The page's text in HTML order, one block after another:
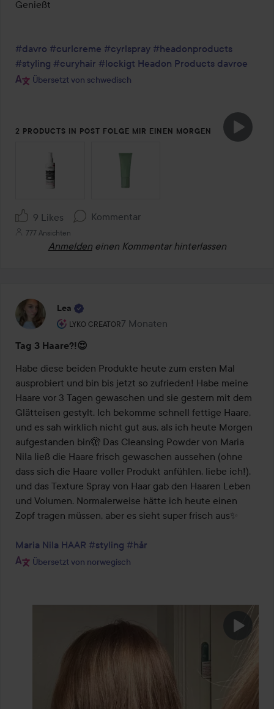
Genießt
#davro #curlcreme #cyrlspray #headonproducts
#styling #curyhair #lockigt Headon Products davroe
Übersetzt von schwedisch
2 PRODUCTS IN POST FOLGE MIR EINEN MORGEN
SEKTION ÜBERSPRINGEN
9 Likes Kommentar
777 Ansichten
Anmelden einen Kommentar hinterlassen
Lea
LYKO CREATOR
Rolle des Benutzers: Lyko Creator.
7 Monaten
Der Beitrag wurde 7 Monaten
Tag 3 Haare?!😍
Habe diese beiden Produkte heute zum ersten Mal
ausprobiert und bin bis jetzt so zufrieden! Habe meine
Haare vor 3 Tagen gewaschen und sie gestern mit dem
Glätteisen gestylt. Ich bekomme schnell fettige Haare,
und es sah wirklich nicht gut aus, als ich heute Morgen
aufgestanden bin🫣 Das Cleansing Powder von Maria
Nila ließ die Haare frisch gewaschen aussehen (ohne
dass sich die Haare voller Produkt anfühlen, liebe ich!),
und das Texture Spray von Haar gab den Haaren Leben
und Volumen. Normalerweise hätte ich heute einen
Zopf tragen müssen, aber es sieht super frisch aus✨
Maria Nila HAAR #styling #hår
Übersetzt von norwegisch